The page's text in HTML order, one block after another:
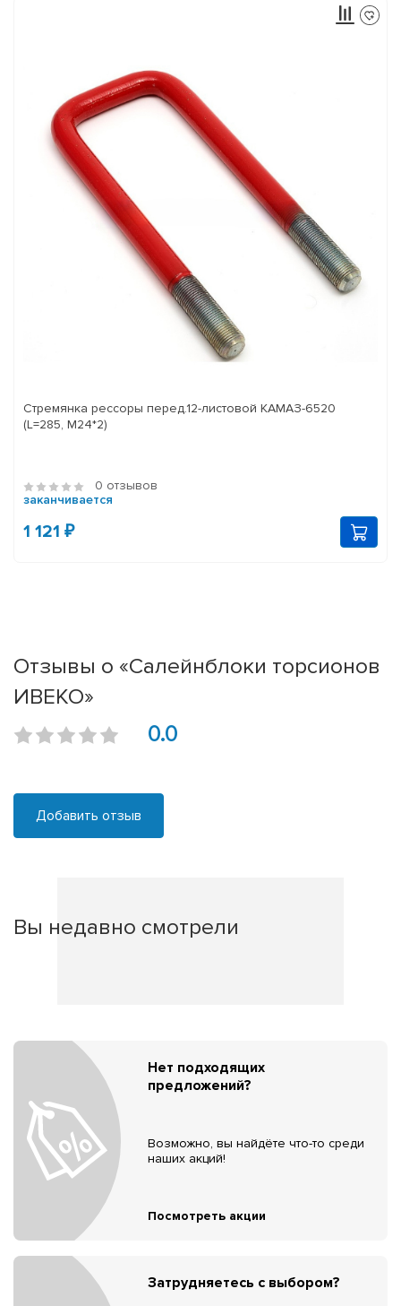
Стремянка рессоры перед.12-листовой КАМАЗ-6520
(L=285, М24*2)
0 отзывов
заканчивается
1 121 ₽
Отзывы о «Салейнблоки торсионов
ИВЕКО»
0.0
Добавить отзыв
Вы недавно смотрели
Нет подходящих
предложений?
Возможно, вы найдёте что-то среди
наших акций!
Посмотреть акции
Затрудняетесь с выбором?